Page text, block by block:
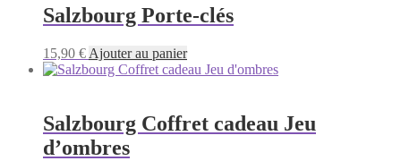
12,90 €.10,90 €.
Salzbourg Porte-clés
15,90 € Ajouter au panier
Salzbourg Coffret cadeau Jeu
d’ombres